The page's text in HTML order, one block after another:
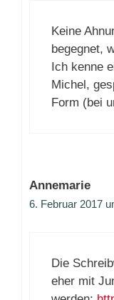
Keine
begegnet,
Ich kenne
Michel,
Form (bei
Annemarie
6. Februar 2017
Die
eher mit